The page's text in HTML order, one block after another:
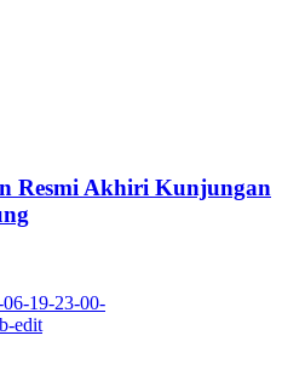
Resmi Akhiri Kunjungan